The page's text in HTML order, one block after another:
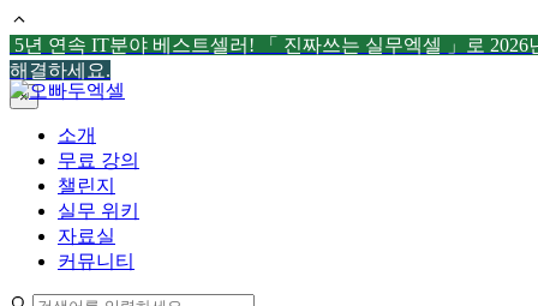
5년 연속 IT분야 베스트셀러! 「 진짜쓰는 실무엑셀 」로 2026
해결하세요.
×
컨
텐
소개
무료 강의
챌린지
실무 위키
자료실
커뮤니티